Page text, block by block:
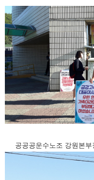
공공공운수노조 강원본